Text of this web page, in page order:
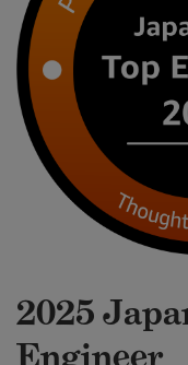
2025
Engineer